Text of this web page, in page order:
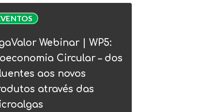
Webinar | WP5:
Circular – dos
aos novos
através das